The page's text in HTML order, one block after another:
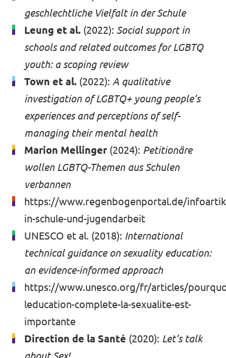
geschlechtliche Vielfalt in der Schule
Leung et al. (2022): Social support in
schools and related outcomes for LGBTQ
youth: a scoping review
Town et al. (2022): A qualitative
investigation of LGBTQ+ young people’s
experiences and perceptions of self-
managing their mental health
Marion Mellinger(2024): Petitionäre
wollen LGBTQ-Themen aus Schulen
verbannen
https://www.regenbogenportal.de/
in-schule-und-jugendarbeit
UNESCO et al. (2018): International
technical guidance on sexuality education:
an evidence-informed approach
https://www.unesco.org/fr/articles/
leducation-complete-la-sexualite-est-
importante
Direction de la Santé (2020): Let’s talk
about Sex!